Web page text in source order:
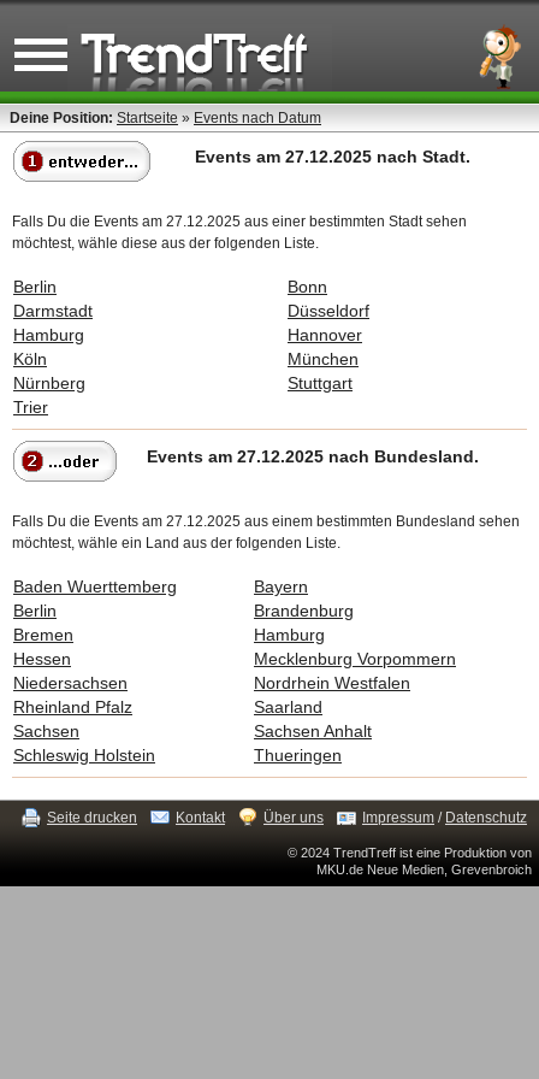
Deine Position: Startseite » Events nach Datum
Events am 27.12.2025 nach Stadt.
Falls Du die Events am 27.12.2025 aus einer bestimmten Stadt sehen
möchtest, wähle diese aus der folgenden Liste.
Berlin
Bonn
Darmstadt
Düsseldorf
Hamburg
Hannover
Köln
München
Nürnberg
Stuttgart
Trier
Events am 27.12.2025 nach Bundesland.
Falls Du die Events am 27.12.2025 aus einem bestimmten Bundesland sehen
möchtest, wähle ein Land aus der folgenden Liste.
Baden Wuerttemberg
Bayern
Berlin
Brandenburg
Bremen
Hamburg
Hessen
Mecklenburg Vorpommern
Niedersachsen
Nordrhein Westfalen
Rheinland Pfalz
Saarland
Sachsen
Sachsen Anhalt
Schleswig Holstein
Thueringen
Seite drucken Kontakt Über uns Impressum / Datenschutz
© 2024 TrendTreff ist eine Produktion von
MKU.de Neue Medien, Grevenbroich